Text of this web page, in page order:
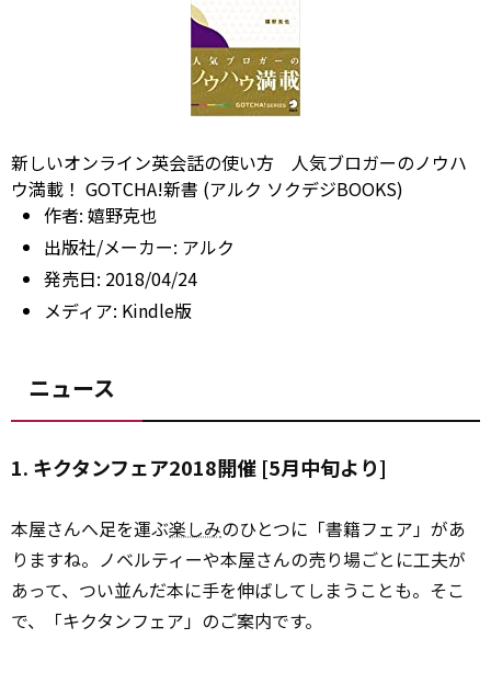
新しいオンライン英会話の使い方 人気ブロガーのノウハ
ウ満載！ GOTCHA!新書 (アルク ソクデジBOOKS)
作者: 嬉野克也
出版社/メーカー: アルク
発売日: 2018/04/24
メディア: Kindle版
ニュース
1. キクタンフェア2018開催 [5月中旬より]
本屋さんへ足を運ぶ楽しみのひとつに「書籍フェア」があ
りますね。ノベルティーや本屋さんの売り場ごとに工夫が
あって、つい並んだ本に手を伸ばしてしまうことも。そこ
で、「キクタンフェア」のご案内です。